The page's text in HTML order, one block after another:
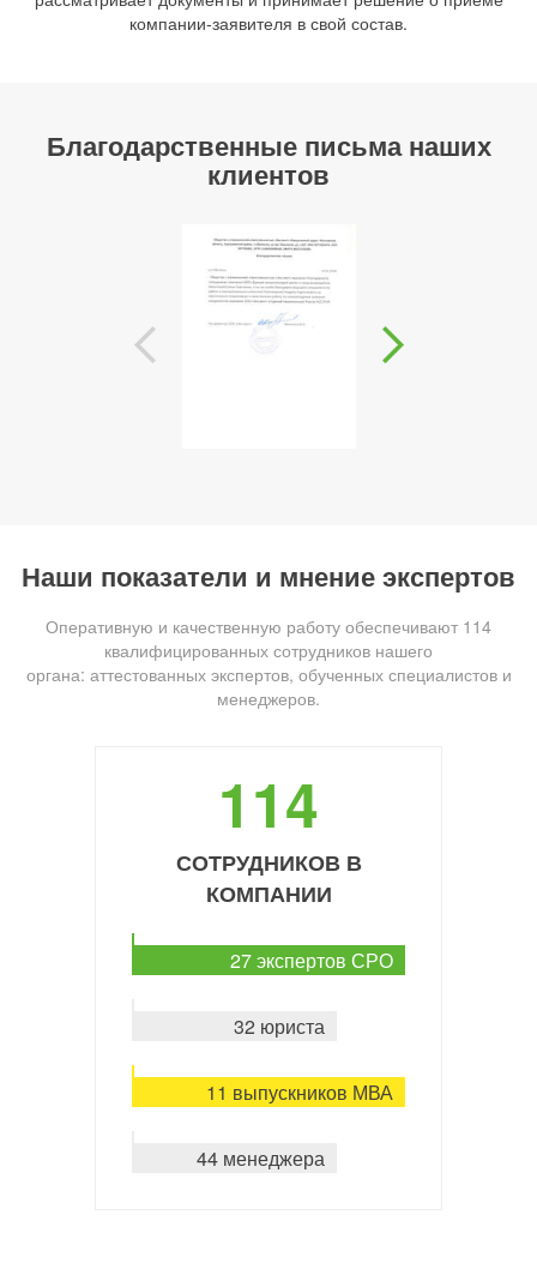
компании-заявителя в свой состав.
Благодарственные письма наших
клиентов
Наши показатели и мнение экспертов
Оперативную и качественную работу обеспечивают 114
квалифицированных сотрудников нашего
органа: аттестованных экспертов, обученных специалистов и
менеджеров.
114
СОТРУДНИКОВ В
КОМПАНИИ
27 экспертов СРО
32 юриста
11 выпускников МВА
44 менеджера